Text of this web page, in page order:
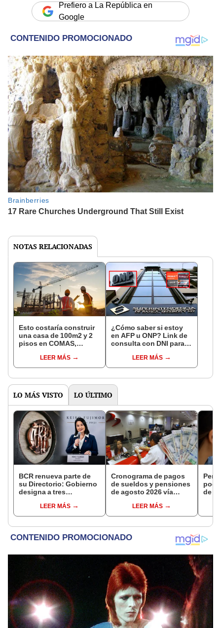
Prefiero a La República en
Google
NOTAS RELACIONADAS
Esto costaría construir
una casa de 100m2 y 2
pisos en COMAS,
distritos de LIMA
NORTE
LEER MÁS
¿Cómo saber si estoy
en AFP u ONP? Link de
consulta con DNI para
pensiones estás
LEER MÁS
LO MÁS VISTO LO ÚLTIMO
BCR renueva parte de
su Directorio: Gobierno
designa a tres
EjecutivoLEER MÁS
Cronograma de pagos
de sueldos y pensiones
de agosto 2026 vía
conoce las fechas de
depósito
LEER MÁS
de